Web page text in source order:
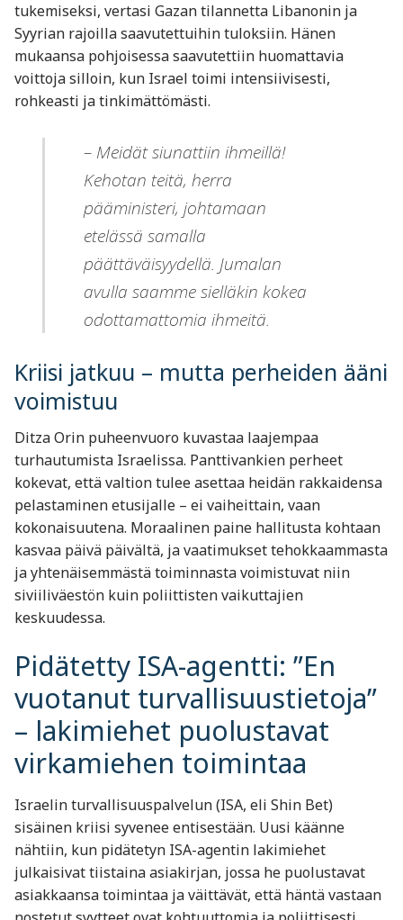
tukemiseksi, vertasi Gazan tilannetta Libanonin ja
Syyrian rajoilla saavutettuihin tuloksiin. Hänen
mukaansa pohjoisessa saavutettiin huomattavia
voittoja silloin, kun Israel toimi intensiivisesti,
rohkeasti ja tinkimättömästi.
– Meidät siunattiin ihmeillä!
Kehotan teitä, herra
pääministeri, johtamaan
etelässä samalla
päättäväisyydellä. Jumalan
avulla saamme sielläkin kokea
odottamattomia ihmeitä.
Kriisi jatkuu – mutta perheiden ääni
voimistuu
Ditza Orin puheenvuoro kuvastaa laajempaa
turhautumista Israelissa. Panttivankien perheet
kokevat, että valtion tulee asettaa heidän rakkaidensa
pelastaminen etusijalle – ei vaiheittain, vaan
kokonaisuutena. Moraalinen paine hallitusta kohtaan
kasvaa päivä päivältä, ja vaatimukset tehokkaammasta
ja yhtenäisemmästä toiminnasta voimistuvat niin
siviiliväestön kuin poliittisten vaikuttajien
keskuudessa.
Pidätetty ISA-agentti: ”En
vuotanut turvallisuustietoja”
– lakimiehet puolustavat
virkamiehen toimintaa
Israelin turvallisuuspalvelun (ISA, eli Shin Bet)
sisäinen kriisi syvenee entisestään. Uusi käänne
nähtiin, kun pidätetyn ISA-agentin lakimiehet
julkaisivat tiistaina asiakirjan, jossa he puolustavat
asiakkaansa toimintaa ja väittävät, että häntä vastaan